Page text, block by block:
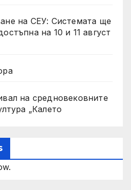
на СЕУ: Системата ще
на 10 и 11 август
на средновековните
„Калето